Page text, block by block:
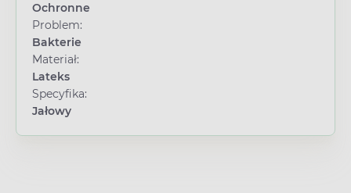
Ochronne
Problem:
Bakterie
Materiał:
Lateks
Specyfika:
Jałowy